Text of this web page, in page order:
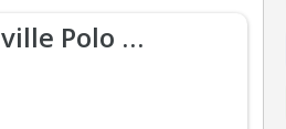
Greenville Polo & Resort